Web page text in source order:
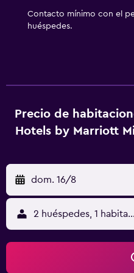
posible solicitar juegos de
de toallas y cambio de
Contacto mínimo con el
huéspedes.
Precio de
Hotels by Marriott
dom. 16/8
2 huéspedes, 1